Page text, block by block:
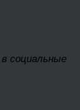
социальные